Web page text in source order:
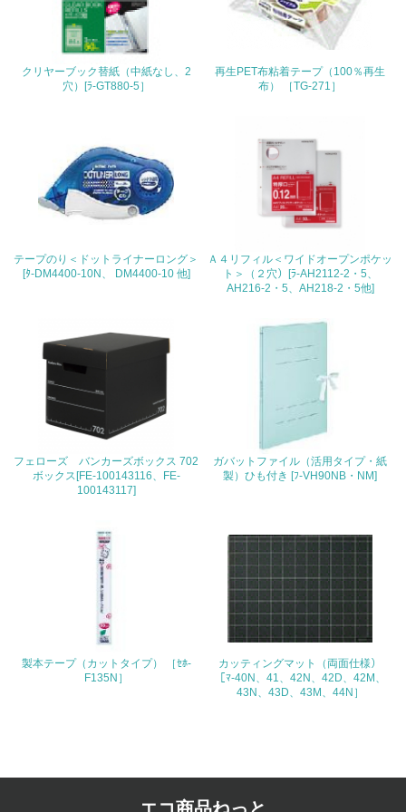
の活動に積極的に参加している
<L1> 「人権・労働等」に関する方針、規定等を持ってい
る
<L1> 「公正・適正な取引」に関する方針、規定等を持っ
<L1> 「情報セキュリティ」に関する方針、規定等を持っ
4.環境面・社会面の情報公開他
26.
<L1> パンフレットやホームページ等で、自社の環境情報
<L1> パンフレットやホームページ等で、自社の社会的取
り組みを積極的に公開・提供している
<L2>「２．環境への取り組み」に関する現状の数値や目標
値を公表している
5.サプライヤーへの取り組み
クリヤーブック替紙（中紙なし、2
穴）[ﾗ-GT880-5］
再生PET布粘着テープ（100％再生
布） ［TG-271］
テープのり＜ドットライナーロング＞
[ﾀ-DM4400-10N、 DM4400-10 他]
Ａ４リフィル＜ワイドオープンポケッ
ト＞（２穴）[ﾗ-AH2112-2・5、
AH216-2・5、AH218-2・5他]
フェローズ バンカーズボックス 702
ボックス[FE-100143116、FE-
100143117]
ガバットファイル（活用タイプ・紙
製）ひも付き [ﾌ-VH90NB・NM]
製本テープ（カットタイプ） ［ｾﾎ-
F135N］
カッティングマット（両面仕様）
［ﾏ-40N、41、42N、42D、42M、
43N、43D、43M、44N］